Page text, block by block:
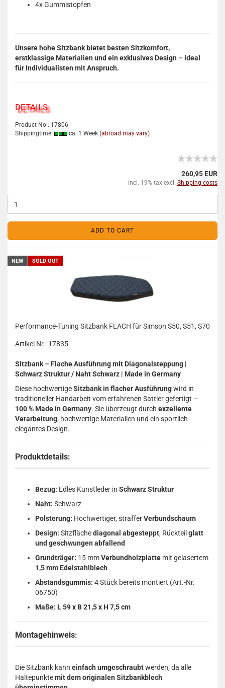
4x Gummistopfen
Unsere hohe Sitzbank bietet besten Sitzkomfort,
erstklassige Materialien und ein exklusives Design – ideal
für Individualisten mit Anspruch.
DETAILS
Product No.: 17806
Shippingtime:
ca. 1 Week (abroad may vary)
260,95 EUR
incl. 19% tax excl. Shipping costs
ADD TO CART
NEW SOLD OUT
Performance-Tuning Sitzbank FLACH für Simson S50, S51, S70
Artikel Nr.: 17835
Sitzbank – Flache Ausführung mit Diagonalsteppung |
Schwarz Struktur / Naht Schwarz | Made in Germany
Diese hochwertigeSitzbank in flacher Ausführungwird in
traditioneller Handarbeit vom erfahrenen Sattler gefertigt –
100 % Made in Germany. Sie überzeugt durch exzellente
Verarbeitung, hochwertige Materialien und ein sportlich-
elegantes Design.
Produktdetails:
Bezug: Edles Kunstleder in Schwarz Struktur
Naht: Schwarz
Polsterung: Hochwertiger, strafferVerbundschaum
Design: Sitzflächediagonal abgesteppt, Rückteil glatt
und geschwungen abfallend
Grundträger: 15 mmVerbundholzplatte mit gelasertem
1,5 mm Edelstahlblech
Abstandsgummis: 4 Stück bereits montiert (Art.-Nr.
06750)
Maße: L 59 x B 21,5 x H 7,5 cm
Montagehinweis:
Die Sitzbank kann einfach umgeschraubtwerden, da alle
Haltepunktemit dem originalen Sitzbankblech